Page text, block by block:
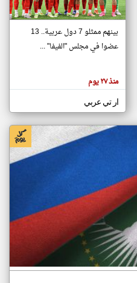
تغيير الدولة
جزر القمر على مدار الساعة
جزر القمر العاجلة والمباشرة
بينهم ممثلو 7 دول عربية.. 13
عضوا في مجلس "الفيفا" ...
منذ ٢٧ يوم
ار تي عربي
klyoum.com